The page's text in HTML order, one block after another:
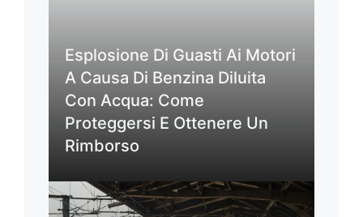
Esplosione Di Guasti Ai Motori
A Causa Di Benzina Diluita
Con Acqua: Come
Proteggersi E Ottenere Un
Rimborso